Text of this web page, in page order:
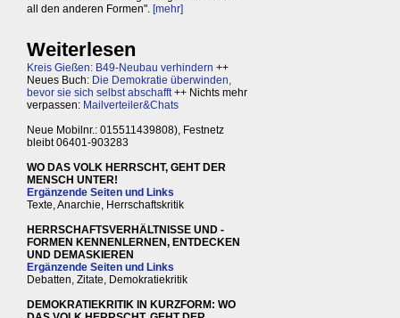
all den anderen Formen". [mehr]
Weiterlesen
Kreis Gießen: B49-Neubau verhindern ++
Neues Buch: Die Demokratie überwinden,
bevor sie sich selbst abschafft++ Nichts mehr
verpassen: Mailverteiler&Chats
Neue Mobilnr.: 015511439808), Festnetz
bleibt 06401-903283
WO DAS VOLK HERRSCHT, GEHT DER
MENSCH UNTER!
Ergänzende Seiten und Links
Texte, Anarchie, Herrschaftskritik
HERRSCHAFTSVERHÄLTNISSE UND -
FORMEN KENNENLERNEN, ENTDECKEN
UND DEMASKIEREN
Ergänzende Seiten und Links
Debatten, Zitate, Demokratiekritik
DEMOKRATIEKRITIK IN KURZFORM: WO